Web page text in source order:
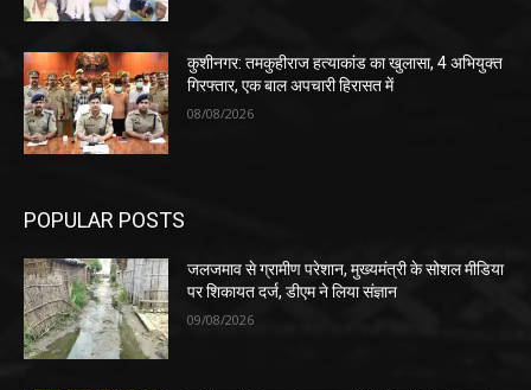
कुशीनगर: तमकुहीराज हत्याकांड का खुलासा, 4 अभियुक्त
गिरफ्तार, एक बाल अपचारी हिरासत में
08/08/2026
POPULAR POSTS
जलजमाव से ग्रामीण परेशान, मुख्यमंत्री के सोशल मीडिया
पर शिकायत दर्ज, डीएम ने लिया संज्ञान
09/08/2026